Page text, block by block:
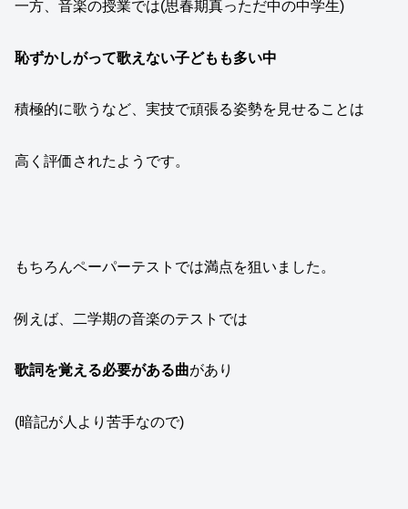
一方、音楽の授業では(思春期真っただ中の中学生)
恥ずかしがって歌えない子どもも多い中
積極的に歌うなど、実技で頑張る姿勢を見せることは
高く評価されたようです。
もちろんペーパーテストでは満点を狙いました。
例えば、二学期の音楽のテストでは
歌詞を覚える必要がある曲があり
(暗記が人より苦手なので)